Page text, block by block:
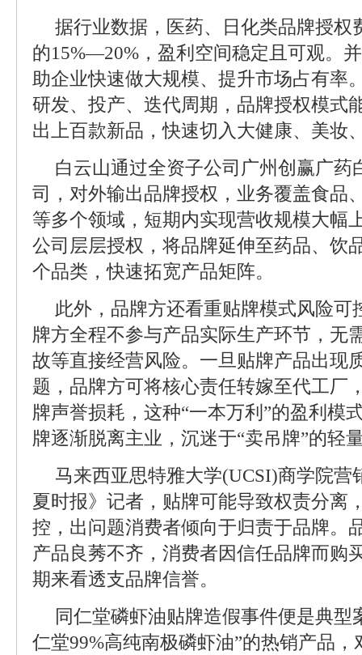
据行业数据，医药、日化类品牌授权
的15%—20%，盈利空间稳定且可观。
助企业快速做大规模、提升市场占有率
研发、投产、迭代周期，品牌授权模式
出上百款新品，快速切入大健康、美妆
白云山通过全资子公司广州创赢广药
司，对外输出品牌授权，业务覆盖食品
等多个领域，短期内实现营收规模大幅
公司层层授权，将品牌延伸至药品、饮
个品类，快速拓宽产品矩阵。
此外，品牌方还看重贴牌模式风险可
牌方全程不参与产品实际生产环节，无
故等直接经营风险。一旦贴牌产品出现
题，品牌方可将核心责任转嫁至代工厂
牌声誉损耗，这种“一本万利”的盈利模
牌逐渐脱离主业，沉迷于“卖吊牌”的轻
马来西亚思特雅大学(UCSI)商学院营
夏时报》记者，贴牌可能导致权责分离
控，出问题消费者倾向于归责于品牌。
产品良莠不齐，消费者因信任品牌而购
期来看透支品牌信誉。
同仁堂磷虾油贴牌造假事件便是典型
仁堂99%高纯南极磷虾油”的热销产品